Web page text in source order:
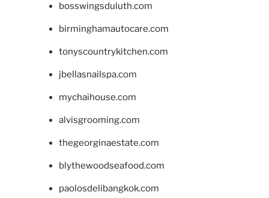
bosswingsduluth.com
birminghamautocare.com
tonyscountrykitchen.com
jbellasnailspa.com
mychaihouse.com
alvisgrooming.com
thegeorginaestate.com
blythewoodseafood.com
paolosdelibangkok.com